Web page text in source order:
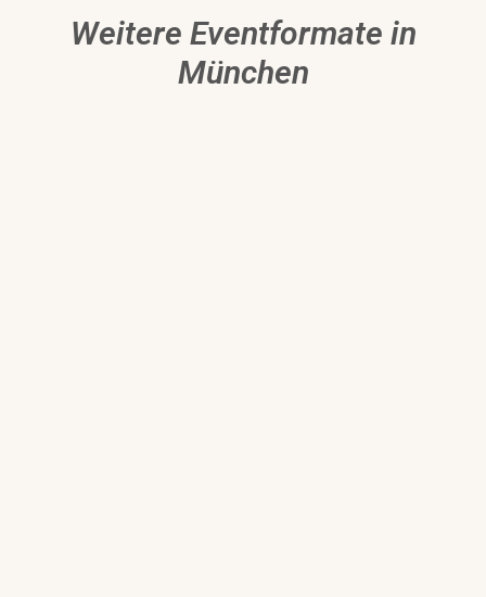
Weitere Eventformate in
München